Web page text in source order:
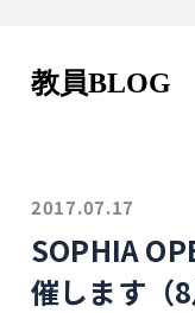
教員BLOG
2017.07.17
SOPHIA
催します（8